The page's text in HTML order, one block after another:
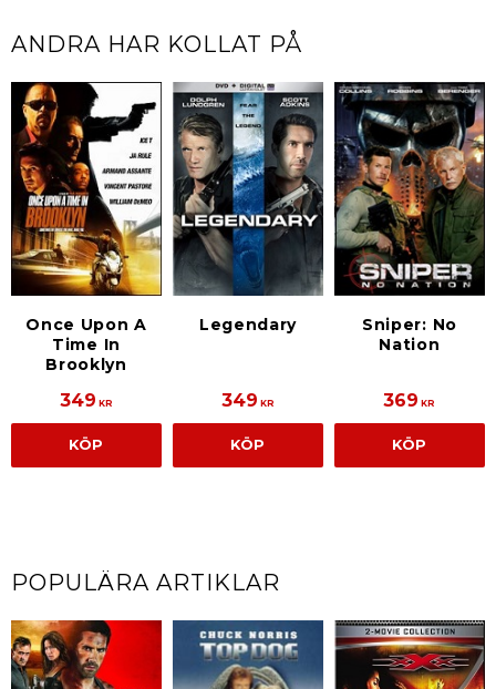
ANDRA HAR KOLLAT PÅ
Once Upon A
Time In
Brooklyn
349 KR
KÖP
Legendary
349 KR
KÖP
Sniper: No
Nation
369 KR
KÖP
POPULÄRA ARTIKLAR